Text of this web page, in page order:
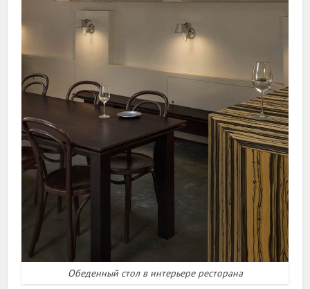
Обеденный стол в интерьере ресторана